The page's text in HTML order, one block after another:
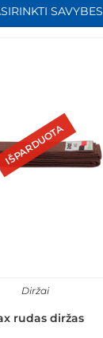
SAVYBES
IŠPARDUOTA
Diržai
rudas diržas